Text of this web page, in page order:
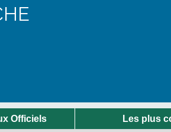
Officiels Les plus